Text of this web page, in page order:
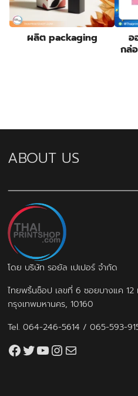
ผลิต packaging
อ
กล่
ABOUT US
โดย บริษัท รอยัล เปเปอร์ จำกัด
ไทยพริ้นช็อป เลขที่ 6 ซอยบางแค 12
กรุงเทพมหานคร, 10160
Tel.064-246-5614 /065-593-
Facebook
Twitter
YouTube
Instagram